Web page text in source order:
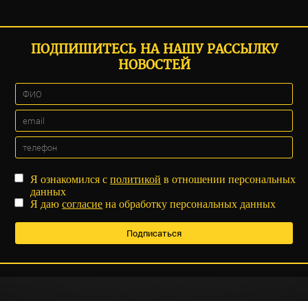
ПОДПИШИТЕСЬ НА НАШУ РАССЫЛКУ
НОВОСТЕЙ
Я ознакомился сполитикой в отношении персональных
данных
Я даюсогласие на обработку персональных данных